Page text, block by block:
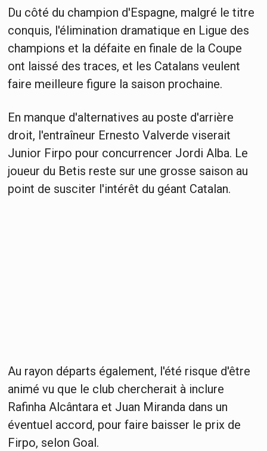
Du côté du champion d'Espagne, malgré le titre
conquis, l'élimination dramatique en Ligue des
champions et la défaite en finale de la Coupe
ont laissé des traces, et les Catalans veulent
faire meilleure figure la saison prochaine.
En manque d'alternatives au poste d'arrière
droit, l'entraîneur Ernesto Valverde viserait
Junior Firpo pour concurrencer Jordi Alba. Le
joueur du Betis reste sur une grosse saison au
point de susciter l'intérêt du géant Catalan.
Au rayon départs également, l'été risque d'être
animé vu que le club chercherait à inclure
Rafinha Alcântara et Juan Miranda dans un
éventuel accord, pour faire baisser le prix de
Firpo, selon Goal.